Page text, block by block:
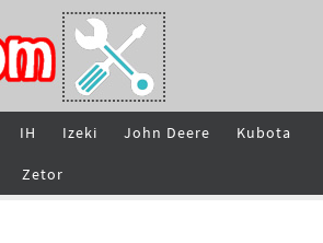
IH Izeki John Deere Kubota
Zetor